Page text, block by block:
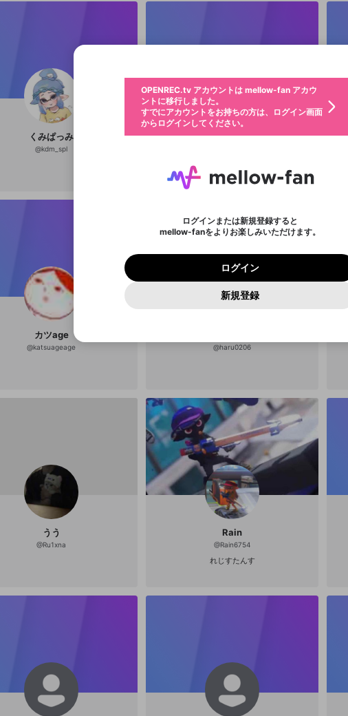
検索履歴をすべて削除しますか？
いいえ はい
くみぱっみ
@kdm_spl
らーゆ
カツage
@katsuageage @haru0206
うう
@Ru1xna
Rain
@Rain6754
れじすたんす
チームメンバーに追加しますか？
キャンセル はい
ブロックリストに追加しますか？
キャンセル OK
この動画の公開は終了しました
OK
ファンレター
応援している配信者にファンレターを送ることができま
す。好きなデザインを選んでメッセージを書いたり、エ
ールアイテムでデコレーションして、配信者に届けまし
※ファンレター機能は有料サービスです。
ファンレターを作成
マイページに表示されている動画 (ライブ配信、配信予定、ア
ーカイブ、アップロード動画) をページのトップに1つ固定で
きます。動画タイトル横のメニューより設定することができ
す。
動画プレイリストを選択
選択できるプレイリストがありません。プレイリストは動画の再
きます。
動画プレイリストがありません
ポイントが不足しています
ご確認ください
利用規約とプライバシーポリシーが更新されました
サービスを利用するには変更後の内容をご確認いた
利用規約を確認しました。
確認しました
新規登録
メールアドレスで新規登録
または
Google
Yahoo! JAPAN
Appleでサインアップ
mellow-fanの利用規約・プライバシーポリシー・外部サー
@
進みください。
mellow-fanからのお得な情報をメールで受け取
る
ログイン
メールアドレスでログイン
または
Google
Yahoo! JAPAN
Appleでサインイン
mellow-fanの利用規約・プライバシーポリシー・外部サー
ログイン
ログイン
パスワードを忘れた方はこちら
アカウントをお持ちですか？アカウントを作成する
OPENREC.tv アカウントは mellow-fan アカウ
ントに移行しました。
すでにアカウントをお持ちの方は、ログイン画面
からログインしてください。
ログインまたは新規登録すると
mellow-fanをよりお楽しみいただけます。
ログイン
新規登録
登録したメールアドレスを入力し、送信してください。
再設定する
入力していただいたメールアドレス
に、パスワード再設定用URLを記載
確認ください
OK
年 月
生年月は登録後に変更できません。
お住まいの地域
ご登録いただいた情報はサービスの向上を目的とし
使用いたします。
一部サービスをご利用いただくには、生年月の登録
必要です。
認証コードの入力
ール記載の6桁の認証コードを入力してください。
及びcs.openrec.co.jpドメイン）が受信拒否設定に含まれ
いないかご確認ください。
入力
セッションの有効期限が切れたた
プレミアム会員に入会
不適切なユーザーとして報告します
か？
問題を選択してください
わいせつな表現
著作権の侵害
なりすまし行為
ゲームの録画禁止区域の配信
改造版・海賊版ソフトの配信
政治的・宗教的・人種的な内容
その他の問題
報告された問題については、利用規約に違反しているかどう
をスタッフが確認します。この機能をむやみに使用すること
は、利用規約違反になります。
送信
サブスクシェア
限定コミュニティ参加方法
Discordアカウントをお持ちでない方
Discordアカウントを作成
Discordは第三者が提供するコミュニティーサービスで、mellow-
fanとは関わりがありません。Discordに関してのお問い合わせに
お答えすることができません。Discordの仕様変更により、限定コ
ミュニティ特典の提供が終了する可能性がありますが、その際の
外部サービスとのID連携に関する同意事項